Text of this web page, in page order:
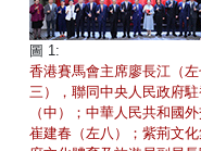
圖 1:
香港賽馬會主席廖長江（
三），聯同中央人民政府
（中）；中華人民共和國
崔建春（左八）；紫荊文